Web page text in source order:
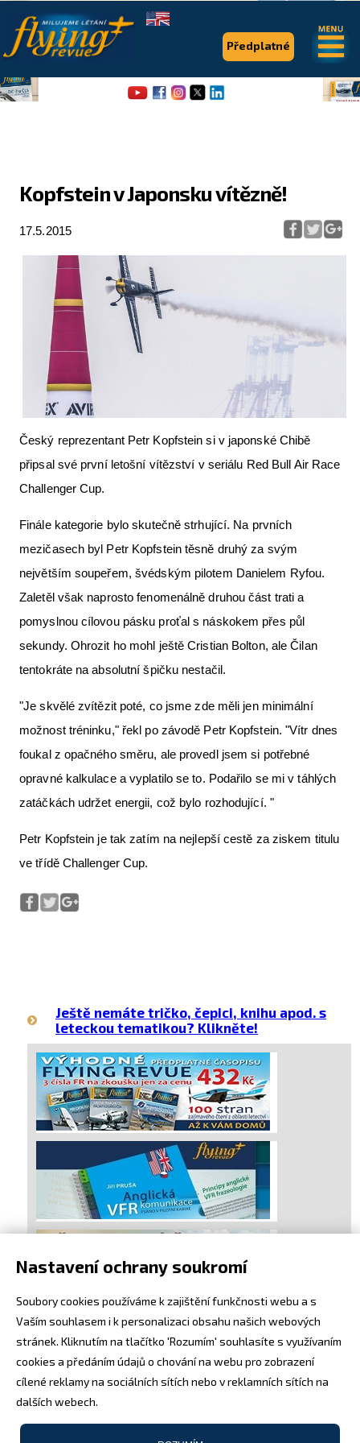
Kopfstein v Japonsku vítězně!
17.5.2015
Český reprezentant Petr Kopfstein si v japonské Chibě
připsal své první letošní vítězství v seriálu Red Bull Air Race
Challenger Cup.
Finále kategorie bylo skutečně strhující. Na prvních
mezičasech byl Petr Kopfstein těsně druhý za svým
největším soupeřem, švédským pilotem Danielem Ryfou.
Zaletěl však naprosto fenomenálně druhou část trati a
pomyslnou cílovou pásku proťal s náskokem přes půl
sekundy. Ohrozit ho mohl ještě Cristian Bolton, ale Čilan
tentokráte na absolutní špičku nestačil.
"Je skvělé zvítězit poté, co jsme zde měli jen minimální
možnost tréninku," řekl po závodě Petr Kopfstein. "Vítr dnes
foukal z opačného směru, ale provedl jsem si potřebné
opravné kalkulace a vyplatilo se to. Podařilo se mi v táhlých
zatáčkách udržet energii, což bylo rozhodující. "
Petr Kopfstein je tak zatím na nejlepší cestě za ziskem titulu
ve třídě Challenger Cup.
Ještě nemáte tričko, čepici, knihu apod. s
leteckou tematikou? Klikněte!
Předplatné
.
Expedice
Pro piloty
Série & speciály
Aktuální FR + archiv
Letecká muzea
Inzerujte s námi
E-SHOP
Nastavení ochrany soukromí
Soubory cookies používáme k zajištění funkčnosti webu a s
Vaším souhlasem i k personalizaci obsahu našich webových
stránek. Kliknutím na tlačítko 'Rozumím' souhlasíte s využívaním
cookies a předáním údajů o chování na webu pro zobrazení
cílené reklamy na sociálních sítích nebo v reklamních sítích na
dalších webech.